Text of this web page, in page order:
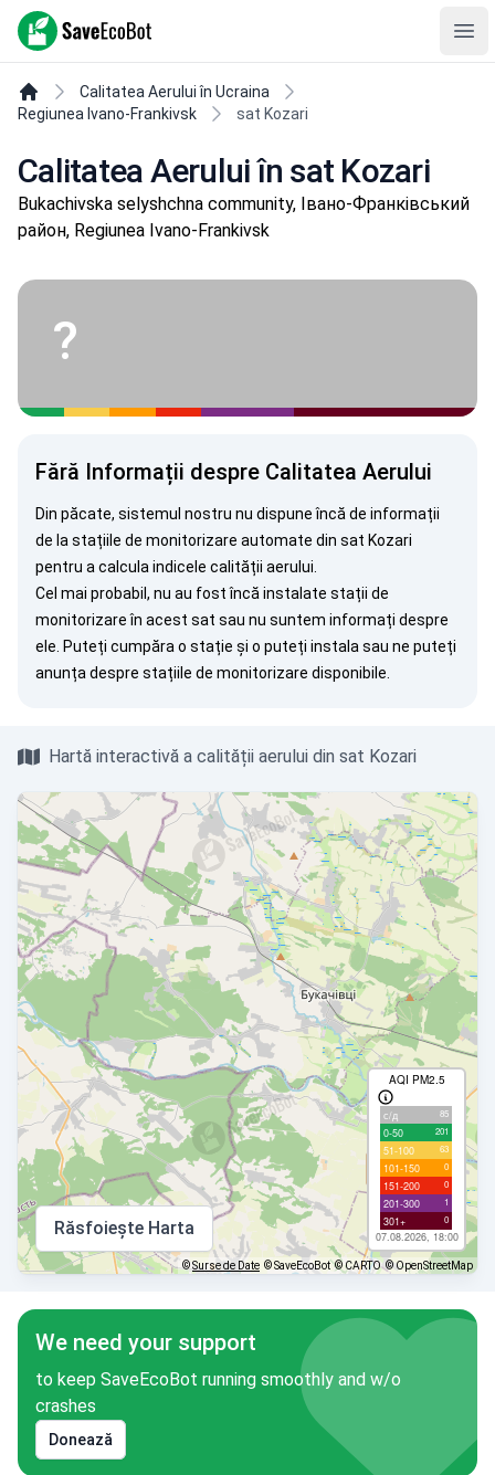
SaveEcoBot
Calitatea Aerului în Ucraina
Regiunea Ivano-Frankivsk
sat Kozari
Calitatea Aerului în sat Kozari
Bukachivska selyshchna community, Івано-Франківський
район, Regiunea Ivano-Frankivsk
?
Fără Informații despre Calitatea Aerului
Din păcate, sistemul nostru nu dispune încă de informații
de la stațiile de monitorizare automate din sat Kozari
pentru a calcula indicele calității aerului.
Cel mai probabil, nu au fost încă instalate stații de
monitorizare în acest sat sau nu suntem informați despre
ele. Puteți cumpăra o stație și o puteți instala sau ne puteți
anunța despre stațiile de monitorizare disponibile.
Hartă interactivă a calității aerului din sat Kozari
AQI PM2.5
с/д 85
0-50 201
51-100 63
101-150 0
151-200 0
201-300 1
301+ 0
07.08.2026, 18:00
Răsfoiește Harta
©Surse de Date © SaveEcoBot © CARTO © OpenStreetMap
We need your support
to keep SaveEcoBot running smoothly and w/o
crashes
Donează